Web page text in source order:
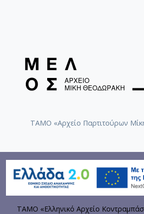
ΤΑΜΟ «Αρχείο Παρτιτούρων
ΤΑΜΟ «Ελληνικό Αρχείο